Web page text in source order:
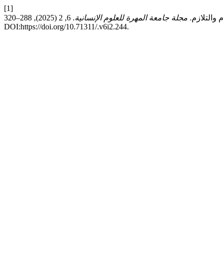
[1]
مجلة جامعة المهرة للعلوم الإنسانية
. 6, 2 (2025), 288–320.
DOI:https://doi.org/10.71311/.v6i2.244.